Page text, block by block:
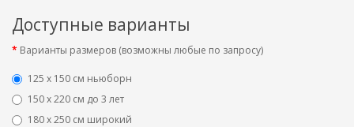
Доступные варианты
Варианты размеров (возможны любые по запросу)
125 x 150 см ньюборн
150 х 220 см до 3 лет
180 х 250 см широкий